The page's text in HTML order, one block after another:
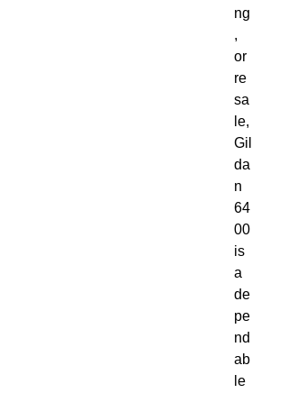
ng
,
or
re
sa
le,
Gil
da
n
64
00
is
a
de
pe
nd
ab
le